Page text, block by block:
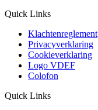
Quick Links
Klachtenreglement
Privacyverklaring
Cookieverklaring
Logo VDEF
Colofon
Quick Links